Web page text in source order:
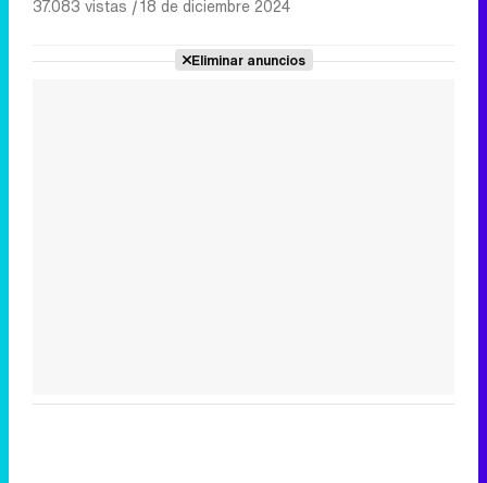
37.083 vistas |18 de diciembre 2024
Eliminar anuncios